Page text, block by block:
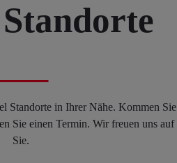
Standorte in Ihrer Nähe. Kommen Sie
Sie einen Termin. Wir freuen uns auf
Sie.